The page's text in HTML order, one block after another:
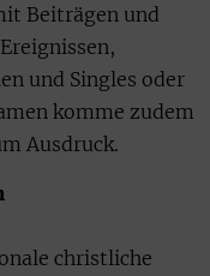
Beiträgen und
und Singles oder
komme zudem
Ausdruck.
christliche